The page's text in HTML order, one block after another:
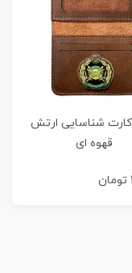
شناسایی ارتش
قهوه ای
تومان